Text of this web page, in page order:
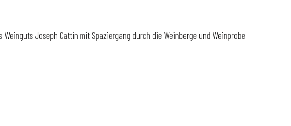
Joseph Cattin mit Spaziergang durch die Weinberge und Weinprobe